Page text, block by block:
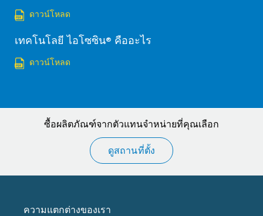
ดาวน์โหลด
เทคโนโลยี ไอโซซิน® คืออะไร
ดาวน์โหลด
ซื้อผลิตภัณฑ์จากตัวแทนจำหน่ายที่คุณเลือก
ดูสถานที่ตั้ง
ความแตกต่างของเรา